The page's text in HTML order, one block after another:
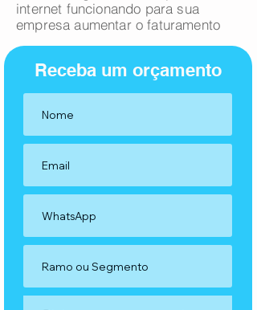
internet funcionando para sua
empresa aumentar o faturamento
Receba um orçamento